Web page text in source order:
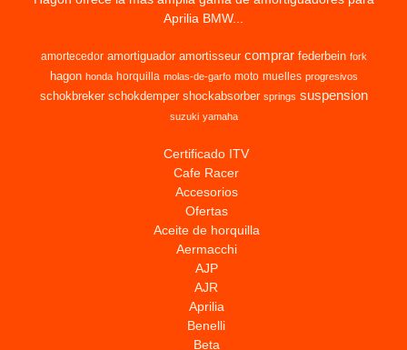
Aprilia BMW...
amortecedor amortiguador amortisseur comprar federbein fork
hagon honda horquilla molas-de-garfo moto muelles progresivos
schokbreker schokdemper shockabsorber springs suspension
suzuki yamaha
Certificado ITV
Cafe Racer
Accesorios
Ofertas
Aceite de horquilla
Aermacchi
AJP
AJR
Aprilia
Benelli
Beta